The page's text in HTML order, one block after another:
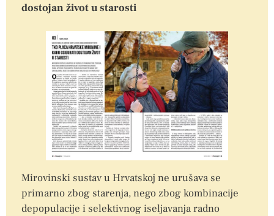
dostojan život u starosti
Mirovinski sustav u Hrvatskoj ne urušava se
primarno zbog starenja, nego zbog kombinacije
depopulacije i selektivnog iseljavanja radno